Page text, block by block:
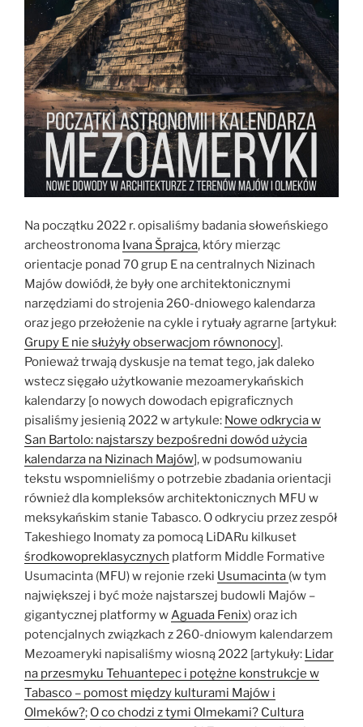
Na początku 2022 r. opisaliśmy badania słoweńskiego
archeostronoma Ivana Šprajca, który mierząc
orientacje ponad 70 grup E na centralnych Nizinach
Majów dowiódł, że były one architektonicznymi
narzędziami do strojenia 260-dniowego kalendarza
oraz jego przełożenie na cykle i rytuały agrarne [artykuł:
Grupy E nie służyły obserwacjom równonocy].
Ponieważ trwają dyskusje na temat tego, jak daleko
wstecz sięgało użytkowanie mezoamerykańskich
kalendarzy [o nowych dowodach epigraficznych
pisaliśmy jesienią 2022 w artykule: Nowe odkrycia w
San Bartolo: najstarszy bezpośredni dowód użycia
kalendarza na Nizinach Majów], w podsumowaniu
tekstu wspomnieliśmy o potrzebie zbadania orientacji
również dla kompleksów architektonicznych MFU w
meksykańskim stanie Tabasco. O odkryciu przez zespół
Takeshiego Inomaty za pomocą LiDARu kilkuset
środkowopreklasycznych platform Middle Formative
Usumacinta (MFU) w rejonie rzeki Usumacinta (w tym
największej i być może najstarszej budowli Majów –
gigantycznej platformy wAguada Fenix) oraz ich
potencjalnych związkach z 260-dniowym kalendarzem
Mezoameryki napisaliśmy wiosną 2022 [artykuły: Lidar
na przesmyku Tehuantepec i potężne konstrukcje w
Tabasco – pomost między kulturami Majów i
Olmeków?; O co chodzi z tymi Olmekami? Cultura